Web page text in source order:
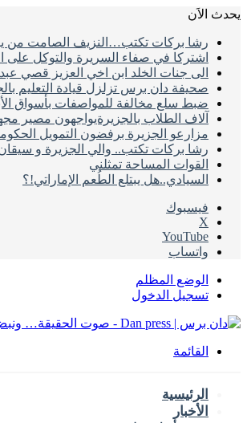
يحدث الاَن
رشا بركات تكتب…النزيف الصامت من
اشتركا في صفاء السريرة والتوكل على
الى جنات الخلد ابن اخي العزيز قصي
صحيفة دان برس تزلزل قيادة التعليم
ضبط سلع مخالفة للمواصفات بأسواق
آلاف الطلاب بالجزيرةيواجهون مصير
مزارعو الجزيرة برفضون التمويل
رشا بركات تكتب.. والي الجزيرة و
القوات المساحة تمثلني
السيادي..هل يبتلع الطُعم الإماراتي!؟
فيسبوك
‫X
‫YouTube
واتساب
الوضع المظلم
تسجيل الدخول
القائمة
الرئيسية
الأخبار